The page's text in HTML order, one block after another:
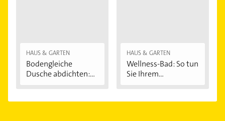
HAUS & GARTEN
Bodengleiche
Dusche abdichten:...
HAUS & GARTEN
Wellness-Bad: So tun
Sie Ihrem...